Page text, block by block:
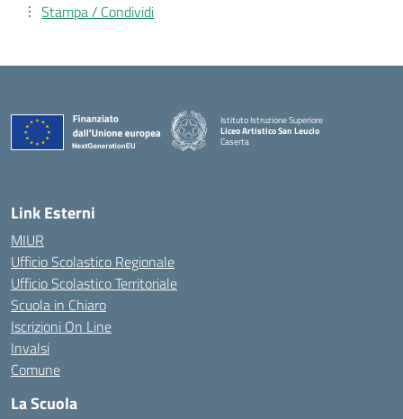
Stampa / Condividi
Istituto Istruzione Superiore
Liceo Artistico San Leucio
Caserta
Link Esterni
MIUR
Ufficio Scolastico Regionale
Ufficio Scolastico Territoriale
Scuola in Chiaro
Iscrizioni On Line
Invalsi
Comune
La Scuola